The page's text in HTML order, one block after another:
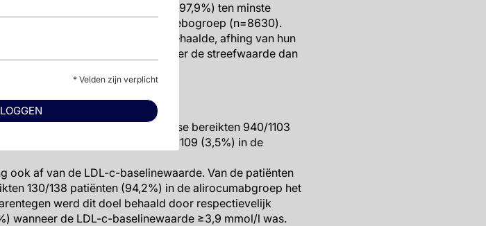
* Velden zijn verplicht
van de patiënten (bereik: 70,8-97,9%) ten minste
(bereik: 6,0-42,6%) in de placebogroep (n=8630).
dat deze streefwaarde behaalde, afhing van hun
uitgangswaarde behaalden vaker de streefwaarde dan
2 jaar vóór de ACS-diagnose bereikten 940/1103
<1,0 mmol/l vergeleken met 39/1109 (3,5%) in de
ook af van de LDL-c-baselinewaarde. Van de patiënten
130/138 patiënten (94,2%) in de alirocumabgroep het
werd dit doel behaald door respectievelijk
wanneer de LDL-c-baselinewaarde ≥3,9 mmol/l was.